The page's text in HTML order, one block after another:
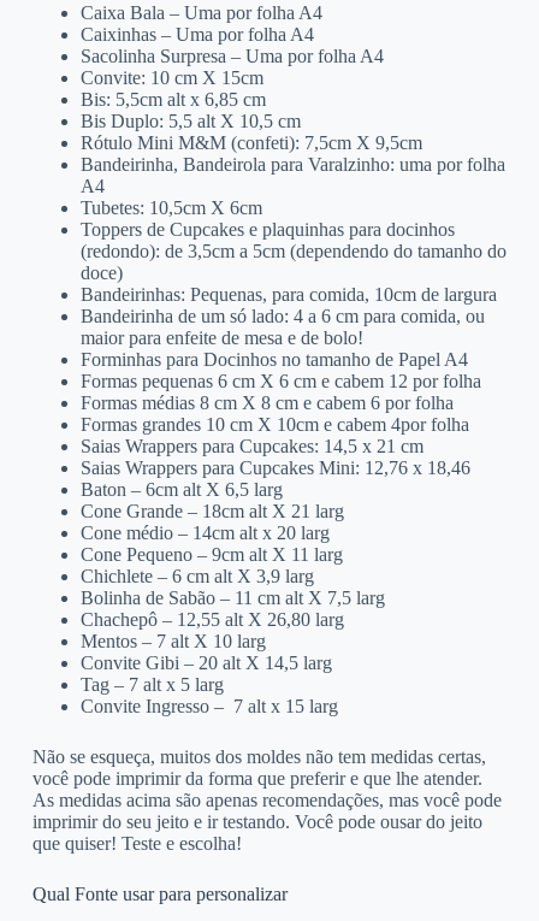
Caixa Bala – Uma por folha A4
Caixinhas – Uma por folha A4
Sacolinha Surpresa – Uma por folha A4
Convite: 10 cm X 15cm
Bis: 5,5cm alt x 6,85 cm
Bis Duplo: 5,5 alt X 10,5 cm
Rótulo Mini M&M (confeti): 7,5cm X 9,5cm
Bandeirinha, Bandeirola para Varalzinho: uma por folha
A4
Tubetes: 10,5cm X 6cm
Toppers de Cupcakes e plaquinhas para docinhos
(redondo): de 3,5cm a 5cm (dependendo do tamanho do
doce)
Bandeirinhas: Pequenas, para comida, 10cm de largura
Bandeirinha de um só lado: 4 a 6 cm para comida, ou
maior para enfeite de mesa e de bolo!
Forminhas para Docinhos no tamanho de Papel A4
Formas pequenas 6 cm X 6 cm e cabem 12 por folha
Formas médias 8 cm X 8 cm e cabem 6 por folha
Formas grandes 10 cm X 10cm e cabem 4por folha
Saias Wrappers para Cupcakes: 14,5 x 21 cm
Saias Wrappers para Cupcakes Mini: 12,76 x 18,46
Baton – 6cm alt X 6,5 larg
Cone Grande – 18cm alt X 21 larg
Cone médio – 14cm alt x 20 larg
Cone Pequeno – 9cm alt X 11 larg
Chichlete – 6 cm alt X 3,9 larg
Bolinha de Sabão – 11 cm alt X 7,5 larg
Chachepô – 12,55 alt X 26,80 larg
Mentos – 7 alt X 10 larg
Convite Gibi – 20 alt X 14,5 larg
Tag – 7 alt x 5 larg
Convite Ingresso – 7 alt x 15 larg
Não se esqueça, muitos dos moldes não tem medidas certas,
você pode imprimir da forma que preferir e que lhe atender.
As medidas acima são apenas recomendações, mas você pode
imprimir do seu jeito e ir testando. Você pode ousar do jeito
que quiser! Teste e escolha!
Qual Fonte usar para personalizar